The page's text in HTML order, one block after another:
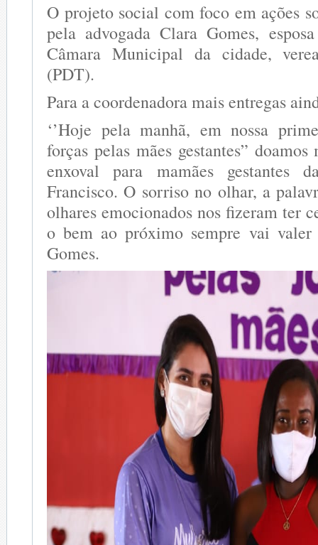
O projeto social com foco em ações
pela advogada Clara Gomes,
Câmara Municipal da cidade,
(PDT).
Para a coordenadora mais entregas
‘’Hoje pela manhã, em nossa
forças pelas mães gestantes”
enxoval para mamães gestantes
Francisco. O sorriso no olhar, a
olhares emocionados nos fizeram ter
o bem ao próximo sempre vai valer
Gomes.